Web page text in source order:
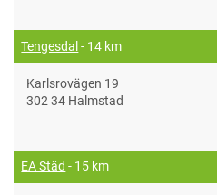
Tengesdal - 14 km
Karlsrovägen 19
302 34 Halmstad
EA Städ - 15 km